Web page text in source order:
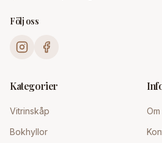
Följ oss
Kategorier
Vitrinskåp
Bokhyllor